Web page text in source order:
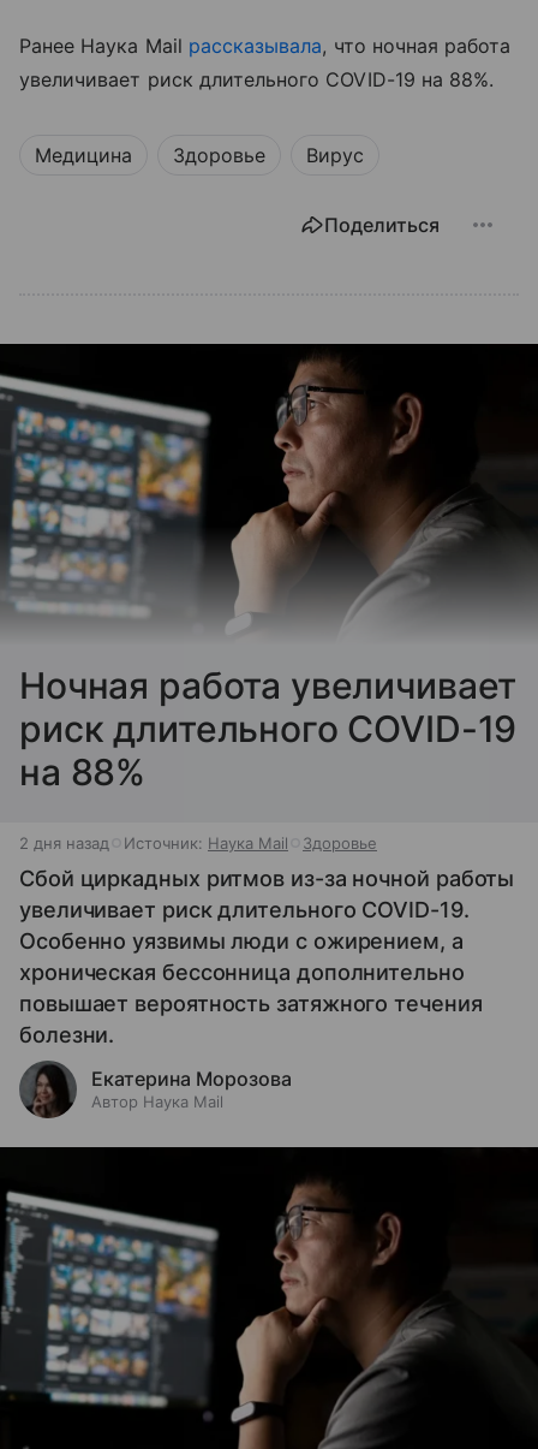
Ранее Наука Mail рассказывала, что ночная работа
увеличивает риск длительного COVID-19 на 88%.
Медицина Здоровье Вирус
Поделиться
Ночная работа увеличивает
риск длительного COVID-19
на 88%
2 дня назад Источник: Наука Mail Здоровье
Сбой циркадных ритмов из-за ночной работы
увеличивает риск длительного COVID-19.
Особенно уязвимы люди с ожирением, а
хроническая бессонница дополнительно
повышает вероятность затяжного течения
болезни.
Екатерина Морозова
Автор Наука Mail